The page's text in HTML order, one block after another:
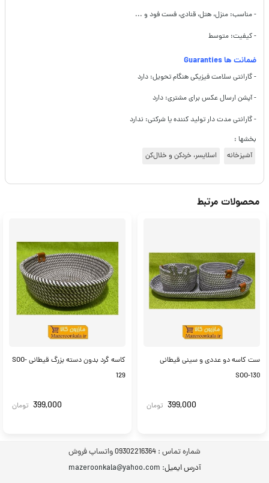
- مناسب: منزل، هتل، قنادی، فست فود و ...
- کیفیت: متوسط
ضمانت ها Guaranties
- گارانتی سلامت فیزیکی هنگام تحویل: دارد
- آپشن ارسال عکس برای مشتری: دارد
- گارانتی مدت دار تولید کننده یا شرکتی: ندارد
بخشها :
آشپزخانه
اسلایسر، خردکن و خلال‌کن
محصولات مرتبط
ست کاسه دو عددی و سینی قیطانی
SOO-130
399,000 تومان
کاسه گرد بدون دسته بزرگ قیطانی SOO-
129
399,000 تومان
شماره تماس : 09302216364 واتساپ فروش
آدرس ایمیل: mazeroonkala@yahoo.com